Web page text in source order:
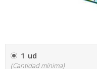
1 ud
(Cantidad mínima)